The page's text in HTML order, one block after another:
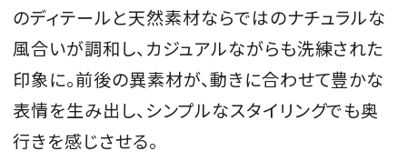
のディテールと天然素材ならではのナチュラルな
風合いが調和し、カジュアルながらも洗練された
印象に。前後の異素材が、動きに合わせて豊かな
表情を生み出し、シンプルなスタイリングでも奥
行きを感じさせる。